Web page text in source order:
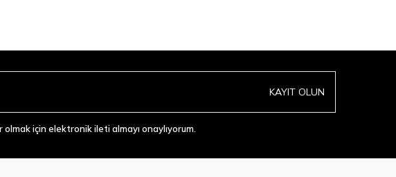
KAYIT OLUN
için elektronik ileti almayı onaylıyorum.